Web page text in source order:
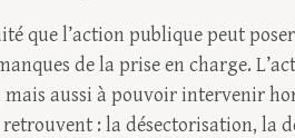
que l’action publique peut
de la prise en charge.
aussi à pouvoir intervenir
retrouvent : la désectorisation,